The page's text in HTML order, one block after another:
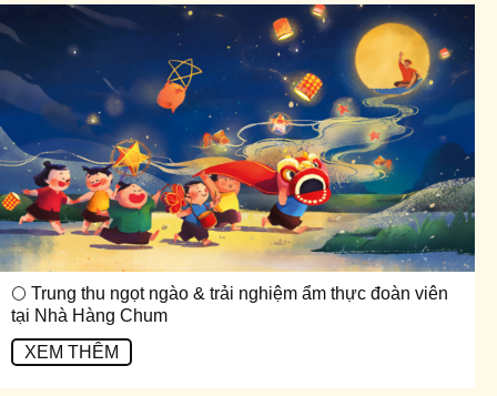
🌕 Trung thu ngọt ngào & trải nghiệm ẩm thực đoàn viên
tại Nhà Hàng Chum
XEM THÊM